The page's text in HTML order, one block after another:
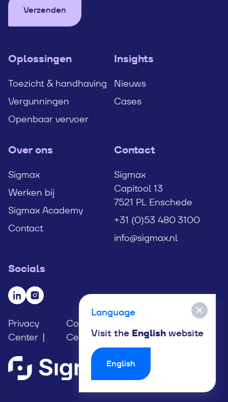
Language
Visit the English website
English
Verzenden
Oplossingen
Toezicht & handhaving
Vergunningen
Openbaar vervoer
Insights
Nieuws
Cases
Over ons
Sigmax
Werken bij
Sigmax Academy
Contact
Contact
Sigmax
Capitool 13
7521 PL Enschede
+31 (0)53 480 3100
info@sigmax.nl
Socials
Bezoek onze LinkedIn pagina
Bezoek onze Instagram pagina
Privacy
Center
Compliancy
Center
Disclosure